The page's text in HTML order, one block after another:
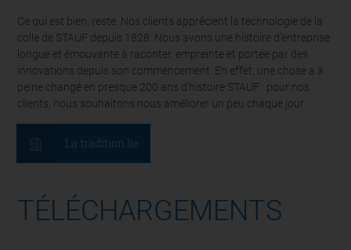
Ce qui est bien, reste. Nos clients apprécient la technologie de la
colle de STAUF depuis 1828. Nous avons une histoire d'entreprise
longue et émouvante à raconter, empreinte et portée par des
innovations depuis son commencement. En effet, une chose a à
peine changé en presque 200 ans d'histoire STAUF : pour nos
clients, nous souhaitons nous améliorer un peu chaque jour.
La tradition lie
TÉLÉCHARGEMENTS